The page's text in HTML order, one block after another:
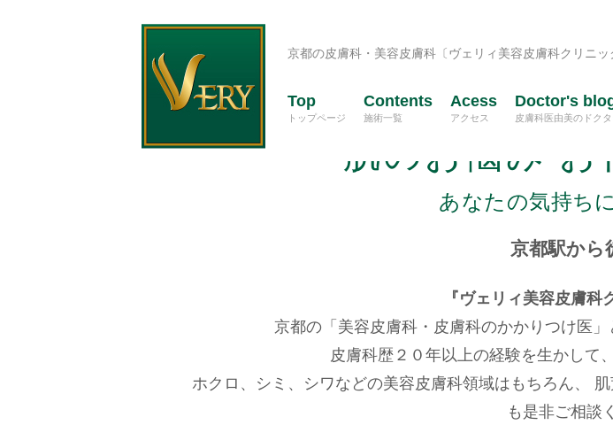
京都の皮膚科・美容皮膚科〔ヴェリィ美容皮膚科クリニッ
Top
トップページ
Contents
施術一覧
Acess
アクセス
Doctor's
皮膚科医由美のドク
肌のお悩み お
あなたの気持ち
京都駅から
『ヴェリィ美容皮膚科
京都の「美容皮膚科・皮膚科のかかりつけ医」
皮膚科歴２０年以上の経験を生かして、
ホクロ、シミ、シワなどの美容皮膚科領域はもちろん、
も是非ご相談